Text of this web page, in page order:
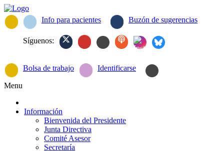
Info para pacientes Buzón de sugerencias
Síguenos:
Bolsa de trabajo Identificarse
Menu
Información
Bienvenida del Presidente
Junta Directiva
Comité Asesor
Secretaría